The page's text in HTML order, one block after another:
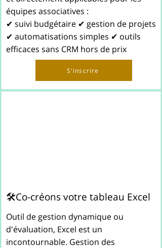
équipes associatives :
✔ suivi budgétaire ✔ gestion de projets
✔ automatisations simples ✔ outils
efficaces sans CRM hors de prix
S'inscrire
🛠️Co-créons votre tableau Excel
Outil de gestion dynamique ou
d'évaluation, Excel est un
incontournable. Gestion des